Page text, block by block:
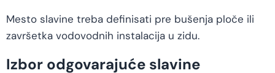
Mesto slavine treba definisati pre bušenja ploče ili
završetka vodovodnih instalacija u zidu.
Izbor odgovarajuće slavine